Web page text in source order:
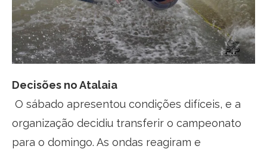
Decisões no Atalaia
O sábado apresentou condições difíceis, e a
organização decidiu transferir o campeonato
para o domingo. As ondas reagiram e